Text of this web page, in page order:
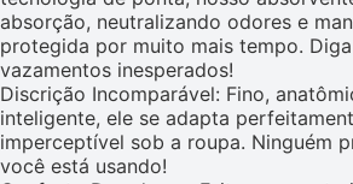
absorção, neutralizando odores e
protegida por muito mais tempo.
vazamentos inesperados!
Discrição Incomparável: Fino,
inteligente, ele se adapta
imperceptível sob a roupa. Ninguém
você está usando!